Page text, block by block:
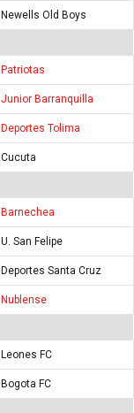
Newells Old Boys
Patriotas
Junior Barranquilla
Deportes Tolima
Cucuta
Barnechea
U. San Felipe
Deportes Santa Cruz
Nublense
Leones FC
Bogota FC